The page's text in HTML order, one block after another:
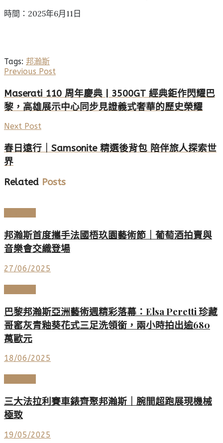
時間：2025年6月11日
Tags: 邦瀚斯
Previous Post
Maserati 110 周年慶典 | 3500GT 經典鉅作閃耀巴
黎，高雄展示中心同步見證義式奢華的歷史榮耀
Next Post
春日遠行｜Samsonite 精選後背包 陪伴旅人探索世
界
Related Posts
邦瀚斯首度攜手法國梧玖園藝術節｜葡萄酒拍賣與
音樂會交織登場
27/06/2025
巴黎邦瀚斯亞洲藝術週精彩落幕：Elsa Peretti 珍藏
哥窰灰青釉葵花式三足洗領銜，兩小時拍出逾680
萬歐元
18/06/2025
三大法拉利賽車錶齊聚邦瀚斯｜腕間超跑展現機械
極致
19/05/2025